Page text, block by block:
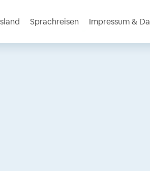
Sprachreisen Impressum &